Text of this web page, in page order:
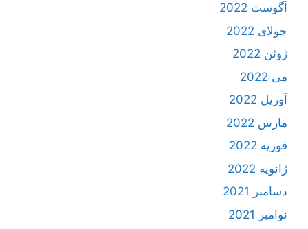
آگوست 2022
جولای 2022
ژوئن 2022
می 2022
آوریل 2022
مارس 2022
فوریه 2022
ژانویه 2022
دسامبر 2021
نوامبر 2021